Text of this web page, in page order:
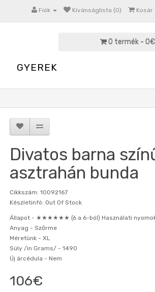
Fiók Kívánságlista (0) Kosár
0 termék - 0€
GYEREK
Divatos barna
asztrahán bunda
Cikkszám: 10092167
Készletinfó: Out Of Stock
Állapot - ★★★★★★ (6 a 6-ból) Használati
Anyag - Szőrme
Méretünk - XL
Súly /in Grams/ - 1490
Új árcédula - Nem
106€